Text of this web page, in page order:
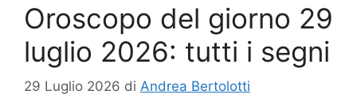
Oroscopo del giorno 29
luglio 2026: tutti i segni
29 Luglio 2026 di Andrea Bertolotti